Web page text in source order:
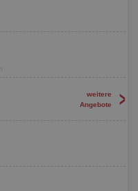
weitere
Angebote
>